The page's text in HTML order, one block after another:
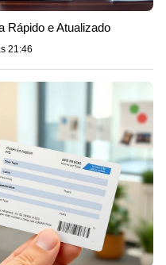
Rápido e Atualizado
21:46